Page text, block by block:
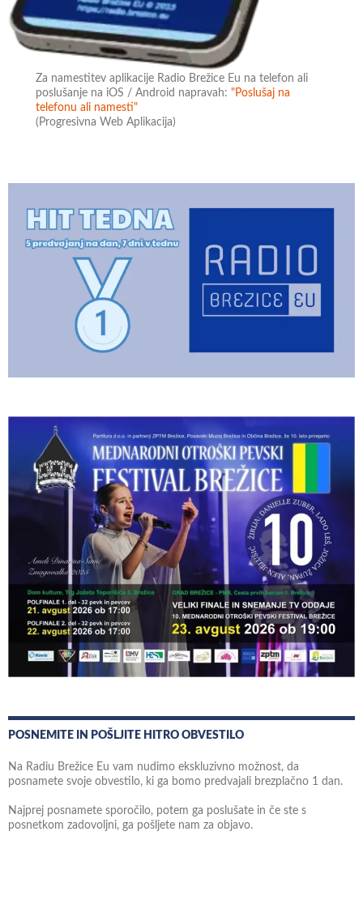
Za namestitev aplikacije Radio Brežice Eu na telefon ali
poslušanje na iOS / Android napravah:"Poslušaj na
telefonu ali namesti"
(Progresivna Web Aplikacija)
POSNEMITE IN POŠLJITE HITRO OBVESTILO
Na Radiu Brežice Eu vam nudimo ekskluzivno možnost, da
posnamete svoje obvestilo, ki ga bomo predvajali brezplačno 1 dan.
Najprej posnamete sporočilo, potem ga poslušate in če ste s
posnetkom zadovoljni, ga pošljete nam za objavo.